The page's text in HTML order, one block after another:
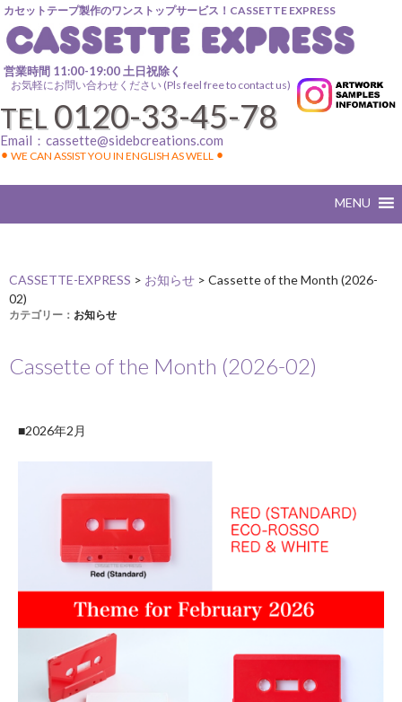
カセットテープ製作のワンストップサービス！CASSETTE EXPRESS
営業時間 11:00-19:00 土日祝除く
お気軽にお問い合わせください (Pls feel free to contact us)
TEL 0120-33-45-78
Email： cassette@sidebcreations.com
⚫︎ WE CAN ASSIST YOU IN ENGLISH AS WELL ⚫︎
CASSETTE-EXPRESS > お知らせ > Cassette of the Month (2026-
02)
カテゴリー： お知らせ
Cassette of the Month (2026-02)
■2026年2月